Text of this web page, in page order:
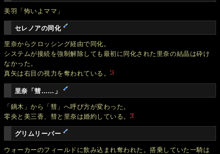
美羽「怖いよママ」
セレノアの同化
里奈からクロッシング経由で同化。
システムが接続を強制解除しても最初に同化された里奈の結晶は砕け
なかった。
真矢は右目の視力を奪われている。*1
里奈「彗……」
「鏑木」から「彗」へ呼び方が変わった。
零央と美三香、彗と里奈は婚約している。
*2
グリムリーパー
ウォーカーのフィールドに飲み込まれ奪われた。搭乗していた一騎は